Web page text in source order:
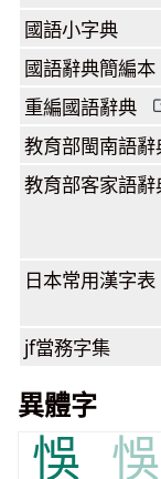
國語小字典
國語辭典簡編本
重編國語辭典
教育部閩南語辭
教育部客家語辭
日本常用漢字表
jf當務字集
異體字
悞 悞